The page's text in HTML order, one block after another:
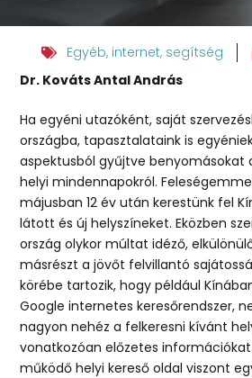
Egyéb, internet, segítség
Dr. Kováts Antal András
Ha egyéni utazóként, saját
országba, tapasztalataink is
aspektusból gyűjtve benyomásokat
helyi mindennapokról.
májusban 12 év után kerestünk fel
látott és új helyszíneket. Eközben
ország olykor múltat idéző,
másrészt a jövőt felvillantó
körébe tartozik, hogy például
Google internetes keresőrendszer,
nagyon nehéz a felkeresni kívánt
vonatkozóan előzetes
működő helyi kereső oldal viszont